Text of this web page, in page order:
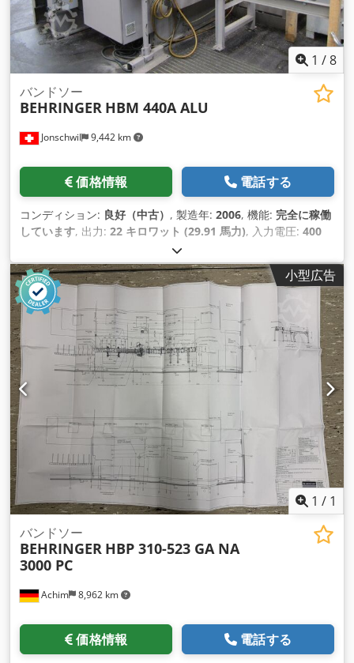
ンプ圧 サーボモーターとボールねじ駆動によるチェーン式材料
送り 繰り返し動作は同期しています。材料送り長さは無制限
完全油圧式鋸刃テンション 自動鋸刃ガイドアーム調整 チップ
コンベア完備
1 /8
Jonschwil 9,442 km
バンドソー
BEHRINGER HBM 440A ALU
価格情報 電話する
コンディション: 良好（中古） , 製造年: 2006, 機能: 完全に稼働
しています, 出力: 22 キロワット (29.91 馬力), 入力電圧: 400
, 制御方式:
全長:3,300 mm, 全幅:1,500 mm, 総重量:4,700 kg（キログ
ラム）, 90°での丸鋼切断範囲:440 mm, 装備:CEマーキング,
ドキュメント / マニュアル
小型広告
1 / 1
Achim 8,962 km
バンドソー
BEHRINGER HBP 310-523 GA NA
3000 PC
価格情報 電話する